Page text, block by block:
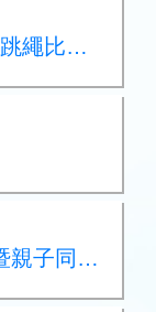
獲獎消息 - 「第八屆全港學界跳繩比賽」
活動花絮 - 2526 校園開放日暨親子同樂日